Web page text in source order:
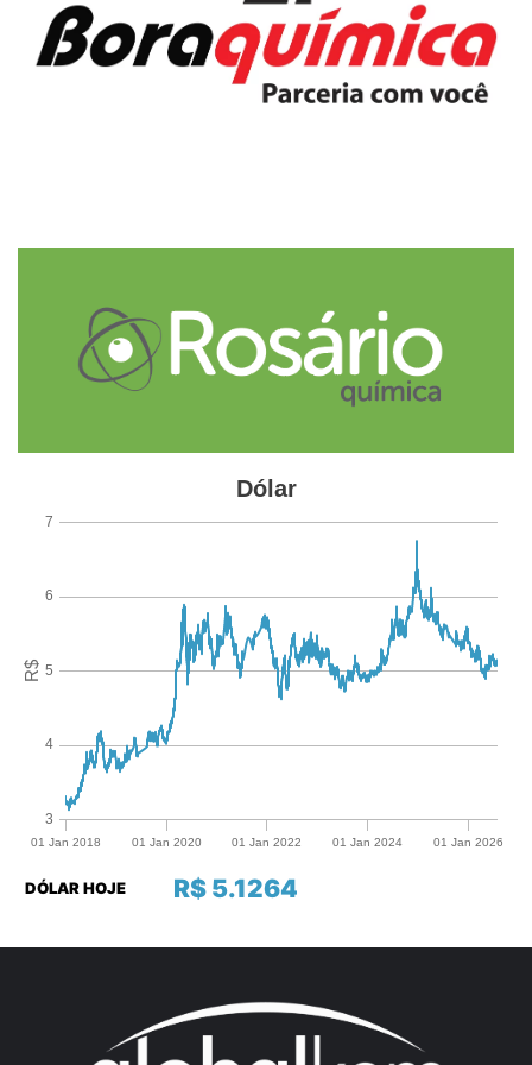
abril de 2026 a Licença de Instalação para o projeto Novas
Minas, que prevê investimentos de R$ 9 bilhões para
ampliar a produção em 12,5 milhões de toneladas/ano até
de preços e riscos logísticos associados a importações. A
padronização ISO para Bauxita representa um movimento
estrutural que pode fortalecer a cadeia de insumos
químicos industriais no país.
R$ 5.1264
DÓLAR HOJE